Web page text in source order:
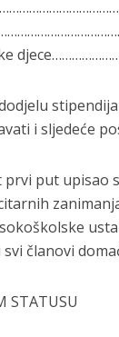
i sljedeće
put upisao
članovi
STATUSU